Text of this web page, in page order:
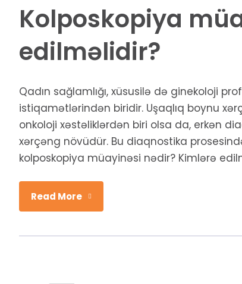
Kolposkopiya
edilməlidir?
Qadın sağlamlığı, xüsusilə də ginekoloji
istiqamətlərindən biridir. Uşaqlıq boynu
onkoloji xəstəliklərdən biri olsa da, erkən
xərçəng növüdür. Bu diaqnostika
kolposkopiya müayinəsi nədir? Kimlərə
Read More